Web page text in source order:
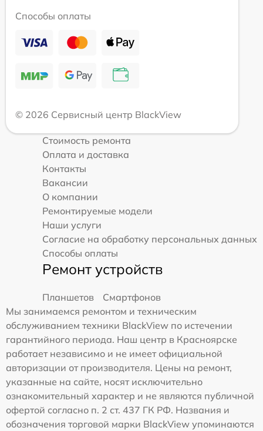
Способы оплаты
© 2026 Сервисный центр BlackView
Стоимость ремонта
Оплата и доставка
Контакты
Вакансии
О компании
Ремонтируемые модели
Наши услуги
Согласие на обработку персональных данных
Способы оплаты
Ремонт устройств
Планшетов
Смартфонов
Мы занимаемся ремонтом и техническим
обслуживанием техники BlackView по истечении
гарантийного периода. Наш центр в Красноярске
работает независимо и не имеет официальной
авторизации от производителя. Цены на ремонт,
указанные на сайте, носят исключительно
ознакомительный характер и не являются публичной
офертой согласно п. 2 ст. 437 ГК РФ. Названия и
обозначения торговой марки BlackView упоминаются